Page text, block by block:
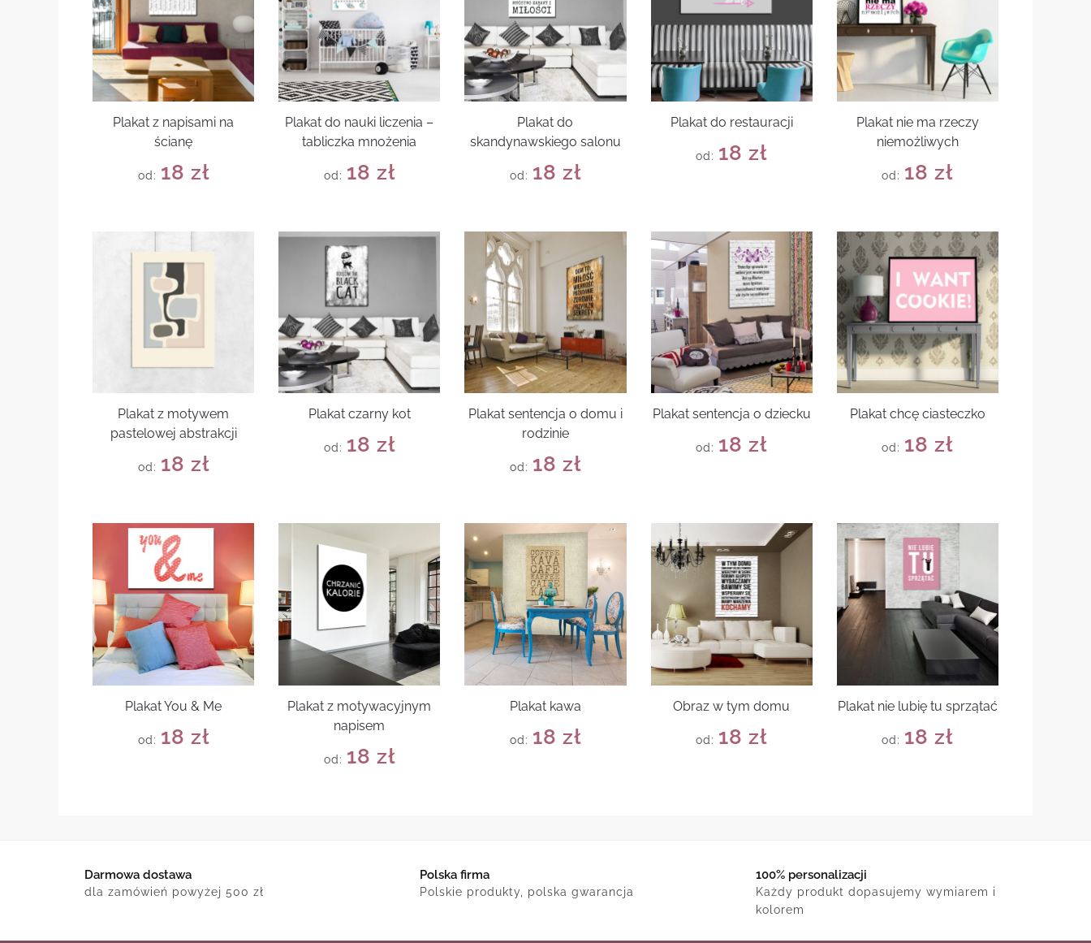
Plakat z napisami na
ścianę
od: 18 zł
Plakat do nauki liczenia –
tabliczka mnożenia
od: 18 zł
Plakat do
skandynawskiego salonu
od: 18 zł
Plakat do restauracji
od: 18zł
Plakat nie ma rzeczy
niemożliwych
od: 18zł
Plakat z motywem
pastelowej abstrakcji
od: 18 zł
Plakat czarny kot
od: 18 zł
Plakat sentencja o domu i
rodzinie
od: 18 zł
Plakat sentencja o dziecku
od: 18zł
Plakat chcę ciasteczko
od: 18zł
Plakat You & Me
od: 18 zł
Plakat z motywacyjnym
napisem
od: 18 zł
Plakat kawa
od: 18 zł
Obraz w tym domu
od: 18zł
Plakat nie lubię tu sprzątać
od: 18zł
Darmowa dostawa
dla zamówień powyżej 500 zł
Polska firma
Polskie produkty, polska gwarancja
100% personalizacji
Każdy produkt dopasujemy wymiarem i
kolorem